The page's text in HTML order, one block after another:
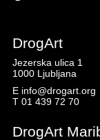
DrogArt
Jezerska ulica 1
1000 Ljubljana
E info@drogart.org
T 01 439 72 70
DrogArt